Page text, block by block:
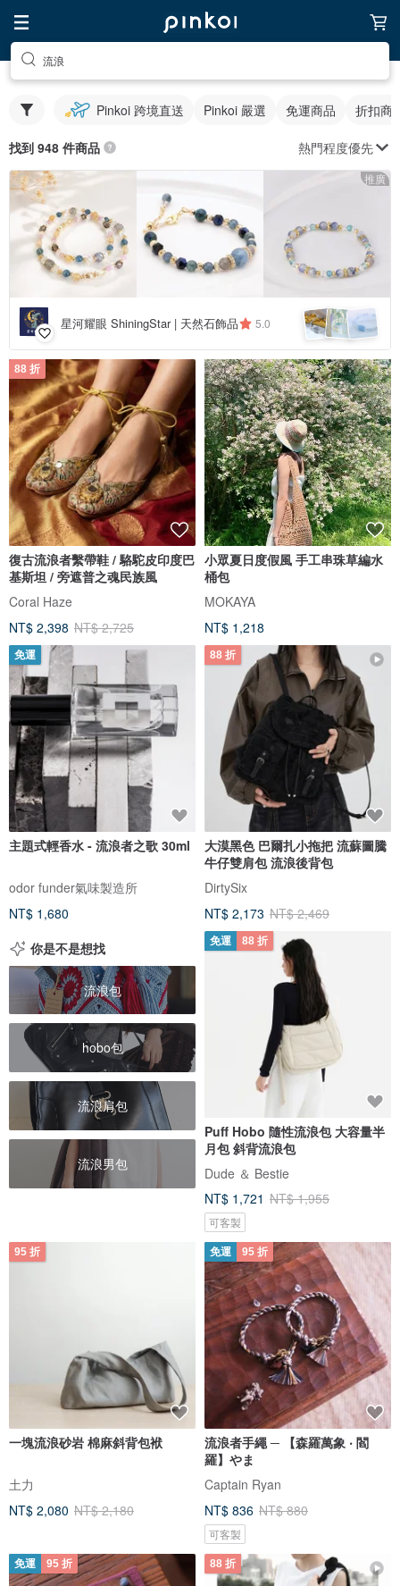
流浪
Pinkoi 跨境直送 Pinkoi 嚴選 免運商品 折扣商
找到 948 件商品 熱門程度優先
推廣
星河耀眼 ShiningStar | 天然石飾品 5.0
88 折
復古流浪者繫帶鞋 / 駱駝皮印度巴
基斯坦 / 旁遮普之魂民族風
Coral Haze
NT$ 2,398 NT$ 2,725
小眾夏日度假風 手工串珠草編水
桶包
MOKAYA
NT$ 1,218
免運
主題式輕香水 - 流浪者之歌 30ml
odor funder氣味製造所
NT$ 1,680
88 折
大漠黑色 巴爾扎小拖把 流蘇圖騰
牛仔雙肩包 流浪後背包
DirtySix
NT$ 2,173 NT$ 2,469
你是不是想找
流浪包
hobo包
流浪肩包
流浪男包
免運 88 折
Puff Hobo 隨性流浪包 大容量半
月包 斜背流浪包
Dude ＆ Bestie
NT$ 1,721 NT$ 1,955
可客製
95 折
一塊流浪砂岩 棉麻斜背包袱
土力
NT$ 2,080 NT$ 2,180
免運 95 折
流浪者手繩 ─ 【森羅萬象 ‧ 閻
羅】やま
Captain Ryan
NT$ 836 NT$ 880
可客製
免運 95 折 88 折